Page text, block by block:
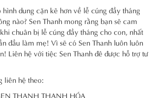
hình dung cặn kẽ hơn về lễ cúng đầy tháng
nào? Sen Thanh mong rằng bạn sẽ cam
chuân bị lễ cúng đầy tháng cho con, nhất
đầu làm mẹ! Vì sẽ có Sen Thanh luôn luôn
Liên hệ với tiệc Sen Thanh đê được hỗ trợ tư
liên hệ theo:
THANH THANH HÓA